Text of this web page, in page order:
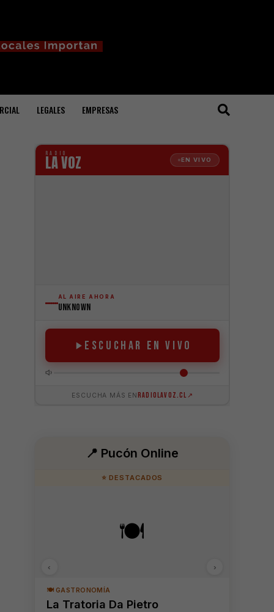
LEGALES EMPRESAS
📍 Pucón Online
⭐ DESTACADOS
🍽️
🍽️ GASTRONOMÍA
La Tratoria Da Pietro
‹ ›